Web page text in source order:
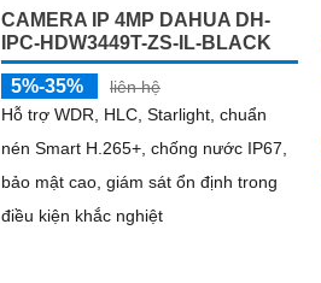
CAMERA IP 4MP DAHUA DH-
IPC-HDW3449T-ZS-IL-BLACK
5%-35%
liên hệ
Hỗ trợ WDR, HLC, Starlight, chuẩn
nén Smart H.265+, chống nước IP67,
bảo mật cao, giám sát ổn định trong
điều kiện khắc nghiệt